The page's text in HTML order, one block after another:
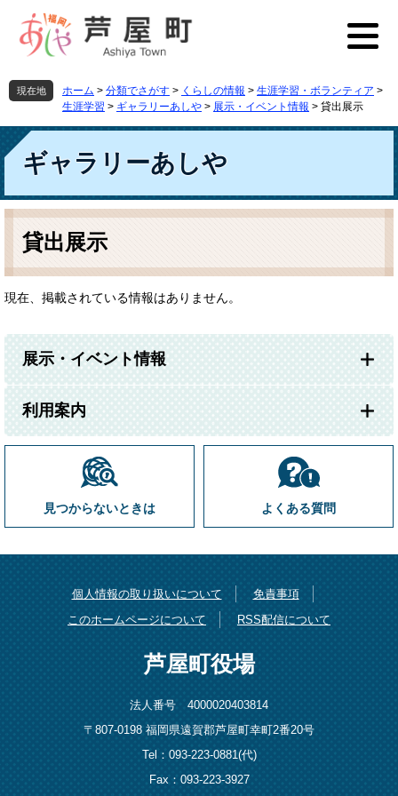
先
頭
。
を
飛
て
文
現在地 ホーム > 分類でさがす > くらしの情報 > 生涯学習・ボランティア >
生涯学習 > ギャラリーあしや > 展示・イベント情報 > 貸出展示
ギャラリーあしや
本
貸出展示
現在、掲載されている情報はありません。
展示・イベント情報
利用案内
見つからないときは よくある質問
個人情報の取り扱いについて
免責事項
このホームページについて
RSS配信について
芦屋町役場
法人番号 4000020403814
〒807-0198 福岡県遠賀郡芦屋町幸町2番20号
Tel：093-223-0881(代)
Fax：093-223-3927